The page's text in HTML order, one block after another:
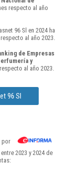
respecto al año
96 Sl en 2024 ha
al año 2023.
de Empresas
y
al año 2023.
96 Sl
por
2023 y 2024 de